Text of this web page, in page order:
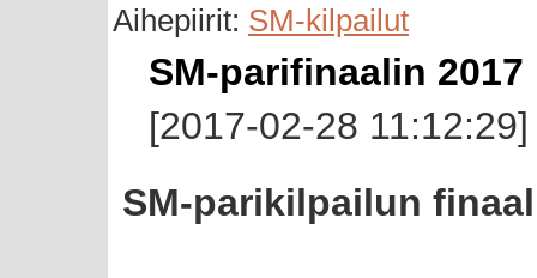
Aihepiirit: SM-kilpailut
SM-parifinaalin
[2017-02-28 11:12:29]
SM-parikilpailun